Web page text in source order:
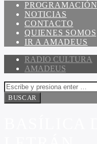
PROGRAMACIÓN
NOTICIAS
CONTACTO
QUIENES SOMOS
IR A AMADEUS
RADIO CULTURA
AMADEUS